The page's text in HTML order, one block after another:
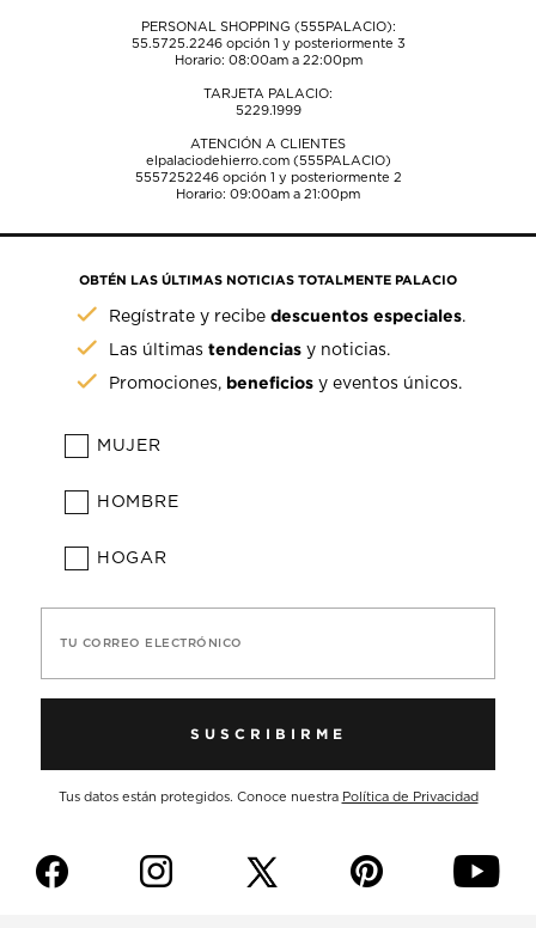
PERSONAL SHOPPING (555PALACIO):
55.5725.2246opción 1 y posteriormente 3
Horario: 08:00am a 22:00pm
TARJETA PALACIO:
5229.1999
ATENCIÓN A CLIENTES
elpalaciodehierro.com (555PALACIO)
5557252246opción 1 y posteriormente 2
Horario: 09:00am a 21:00pm
OBTÉN LAS ÚLTIMAS NOTICIAS TOTALMENTE PALACIO
Regístrate y recibedescuentos especiales.
Las últimastendencias y noticias.
Promociones, beneficios y eventos únicos.
MUJER
HOMBRE
HOGAR
TU CORREO ELECTRÓNICO
SUSCRIBIRME
Tus datos están protegidos. Conoce nuestra Política de Privacidad
f i p y